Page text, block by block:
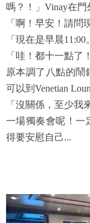
嗎？！」Vinay在門
「啊！早安！請問
「現在是早晨
「哇！都十一點了
原本調了八點的鬧
可以到Venetian
「沒關係，至少我
一場獨奏會呢！一
得要安慰自己...